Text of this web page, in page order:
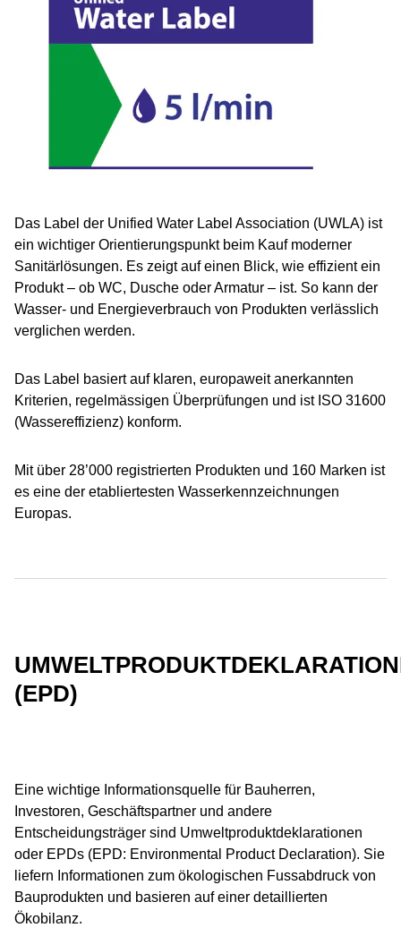
Das Label der Unified Water Label Association (UWLA) ist
ein wichtiger Orientierungspunkt beim Kauf moderner
Sanitärlösungen. Es zeigt auf einen Blick, wie effizient ein
Produkt – ob WC, Dusche oder Armatur – ist. So kann der
Wasser‑ und Energieverbrauch von Produkten verlässlich
verglichen werden.
Das Label basiert auf klaren, europaweit anerkannten
Kriterien, regelmässigen Überprüfungen und ist ISO 31600
(Wassereffizienz) konform.
Mit über 28’000 registrierten Produkten und 160 Marken ist
es eine der etabliertesten Wasserkennzeichnungen
Europas.
(EPD)
Eine wichtige Informationsquelle für Bauherren,
Investoren, Geschäftspartner und andere
Entscheidungsträger sind Umweltproduktdeklarationen
oder EPDs (EPD: Environmental Product Declaration). Sie
liefern Informationen zum ökologischen Fussabdruck von
Bauprodukten und basieren auf einer detaillierten
Ökobilanz.